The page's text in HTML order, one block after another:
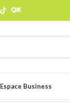
Espace Business